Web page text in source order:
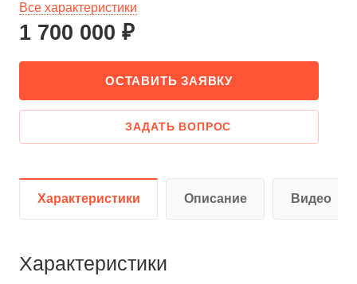
Все характеристики
1 700 000 ₽
ОСТАВИТЬ ЗАЯВКУ
ЗАДАТЬ ВОПРОС
Характеристики Описание Видео
Характеристики